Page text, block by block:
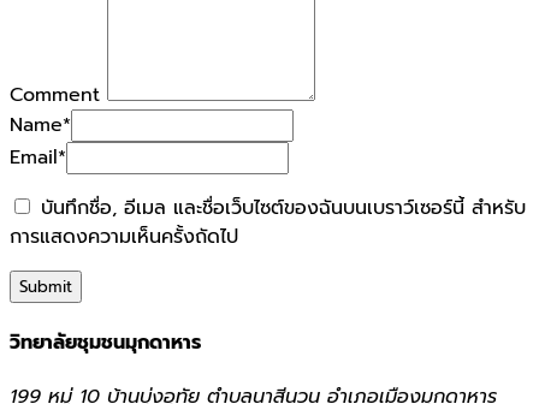
Comment
Name*
Email*
บันทึกชื่อ, อีเมล และชื่อเว็บไซต์ของฉันบนเบราว์เซอร์นี้ สำหรับ
การแสดงความเห็นครั้งถัดไป
วิทยาลัยชุมชนมุกดาหาร
199 หมู่ 10 บ้านบุ่งอุทัย ตำบลนาสีนวน อำเภอเมืองมุกดาหาร